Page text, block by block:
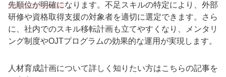
先順位が明確になります。不足スキルの特定により、外部
研修や資格取得支援の対象者を適切に選定できます。さら
に、社内でのスキル移転計画も立てやすくなり、メンタリ
ング制度やOJTプログラムの効果的な運用が実現します。
人材育成計画について詳しく知りたい方はこちらの記事を